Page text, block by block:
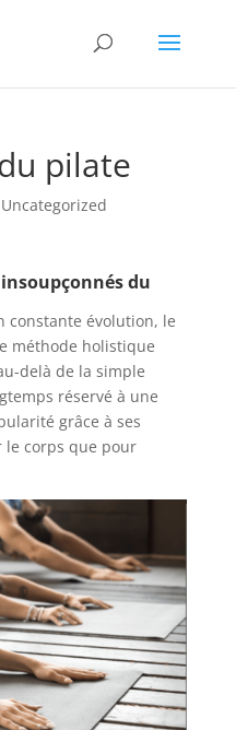
pilate
Uncategorized
du
constante évolution, le
méthode holistique
delà de la simple
réservé à une
grâce à ses
corps que pour